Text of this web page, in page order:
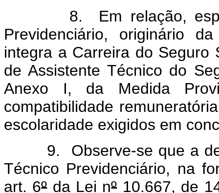
8. Em relação,
Previdenciário, originário
integra a Carreira do Seguro
de Assistente Técnico do
Anexo I, da Medida
compatibilidade
escolaridade exigidos em
9. Observe-se que a
Técnico Previdenciário, na
art. 6ºda Lei nº10.667, de